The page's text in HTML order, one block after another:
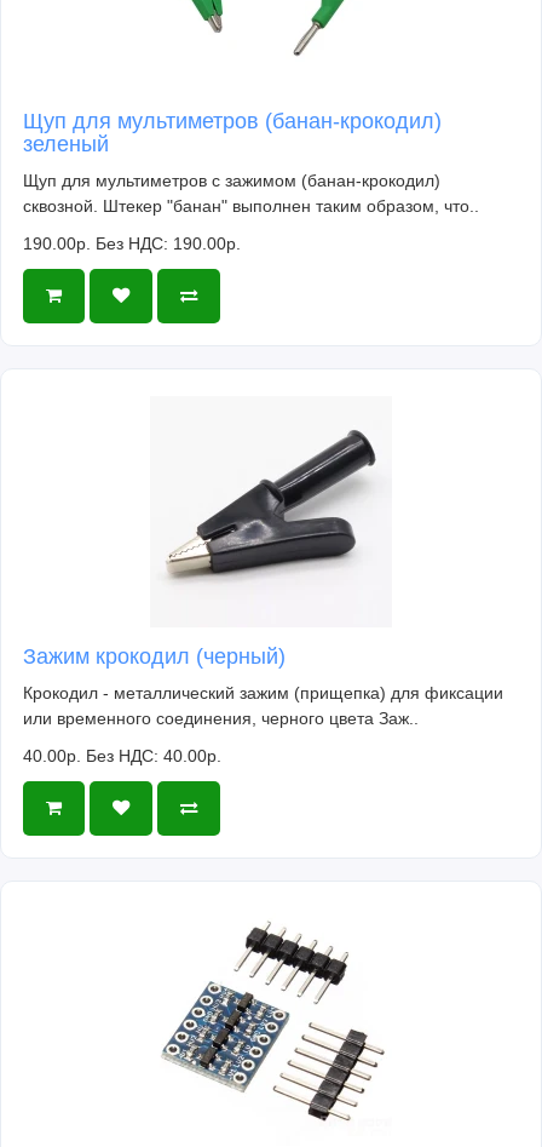
Щуп для мультиметров (банан-крокодил)
зеленый
Щуп для мультиметров с зажимом (банан-крокодил)
сквозной. Штекер "банан" выполнен таким образом, что..
190.00р. Без НДС: 190.00р.
Зажим крокодил (черный)
Крокодил - металлический зажим (прищепка) для фиксации
или временного соединения, черного цвета Заж..
40.00р. Без НДС: 40.00р.